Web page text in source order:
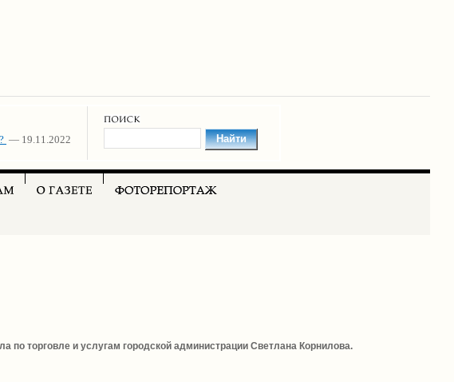
— 19.11.2022
по торговле и услугам городской администрации Светлана Корнилова.